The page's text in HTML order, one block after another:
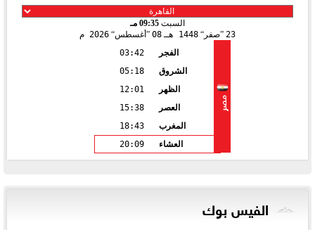
السبت 09:35 مـ
23 صفر 1448 هـ 08 أغسطس 2026 م
مصر
الفجر
03:42
الشروق
05:18
الظهر
12:01
العصر
15:38
المغرب
18:43
العشاء
20:09
الفيس بوك